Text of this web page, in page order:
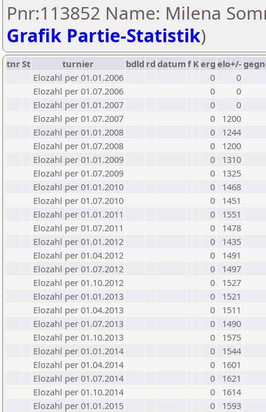
Pnr:113852 Name: Milena
Grafik Partie-Statistik)
tnrSt turnier bdld rd datumf Kerg elo+/-
Elozahl per 01.01.2006
0
0
Elozahl per 01.07.2006
0
0
Elozahl per 01.01.2007
0
0
Elozahl per 01.07.2007
0
1200
Elozahl per 01.01.2008
0
1244
Elozahl per 01.07.2008
0
1200
Elozahl per 01.01.2009
0
1310
Elozahl per 01.07.2009
0
1325
Elozahl per 01.01.2010
0
1468
Elozahl per 01.07.2010
0
1451
Elozahl per 01.01.2011
0
1551
Elozahl per 01.07.2011
0
1478
Elozahl per 01.01.2012
0
1435
Elozahl per 01.04.2012
0
1491
Elozahl per 01.07.2012
0
1497
Elozahl per 01.10.2012
0
1527
Elozahl per 01.01.2013
0
1521
Elozahl per 01.04.2013
0
1511
Elozahl per 01.07.2013
0
1490
Elozahl per 01.10.2013
0
1575
Elozahl per 01.01.2014
0
1544
Elozahl per 01.04.2014
0
1601
Elozahl per 01.07.2014
0
1621
Elozahl per 01.10.2014
0
1614
Elozahl per 01.01.2015
0
1593